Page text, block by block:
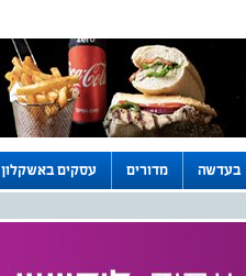
בעדשה מדורים עסקים באשקלון